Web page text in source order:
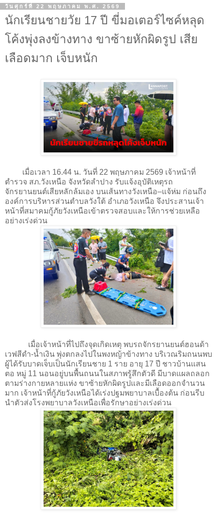
วันศุกร์ที่ 22 พฤษภาคม พ.ศ. 2569
นักเรียนชายวัย 17 ปี ขี่มอเตอร์ไซค์หลุด
โค้งพุ่งลงข้างทาง ขาซ้ายหักผิดรูป เสีย
เลือดมาก เจ็บหนัก
เมื่อเวลา 16.44 น. วันที่ 22 พฤษภาคม 2569 เจ้าหน้าที่
ตำรวจ สภ.วังเหนือ จังหวัดลำปาง รับแจ้งอุบัติเหตุรถ
จักรยานยนต์เสียหลักล้มเอง บนเส้นทางวังเหนือ–แจ้ห่ม ก่อนถึง
องค์การบริหารส่วนตำบลวังใต้ อำเภอวังเหนือ จึงประสานเจ้า
หน้าที่สมาคมกู้ภัยวังเหนือเข้าตรวจสอบและให้การช่วยเหลือ
อย่างเร่งด่วน
เมื่อเจ้าหน้าที่ไปถึงจุดเกิดเหตุ พบรถจักรยานยนต์ฮอนด้า
เวฟสีดำ-น้ำเงิน พุ่งตกลงไปในพงหญ้าข้างทาง บริเวณริมถนนพบ
ผู้ได้รับบาดเจ็บเป็นนักเรียนชาย 1 ราย อายุ 17 ปี ชาวบ้านแสน
ตอ หมู่ 11 นอนอยู่บนพื้นถนนในสภาพรู้สึกตัวดี มีบาดแผลถลอก
ตามร่างกายหลายแห่ง ขาซ้ายหักผิดรูปและมีเลือดออกจำนวน
มาก เจ้าหน้าที่กู้ภัยวังเหนือได้เร่งปฐมพยาบาลเบื้องต้น ก่อนรีบ
นำตัวส่งโรงพยาบาลวังเหนือเพื่อรักษาอย่างเร่งด่วน